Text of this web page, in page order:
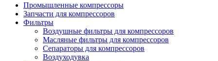
Промышленные компрессоры
Запчасти для компрессоров
Фильтры
Воздушные фильтры для компрессоров
Масляные фильтры для компрессоров
Сепараторы для компрессоров
Воздуходувка